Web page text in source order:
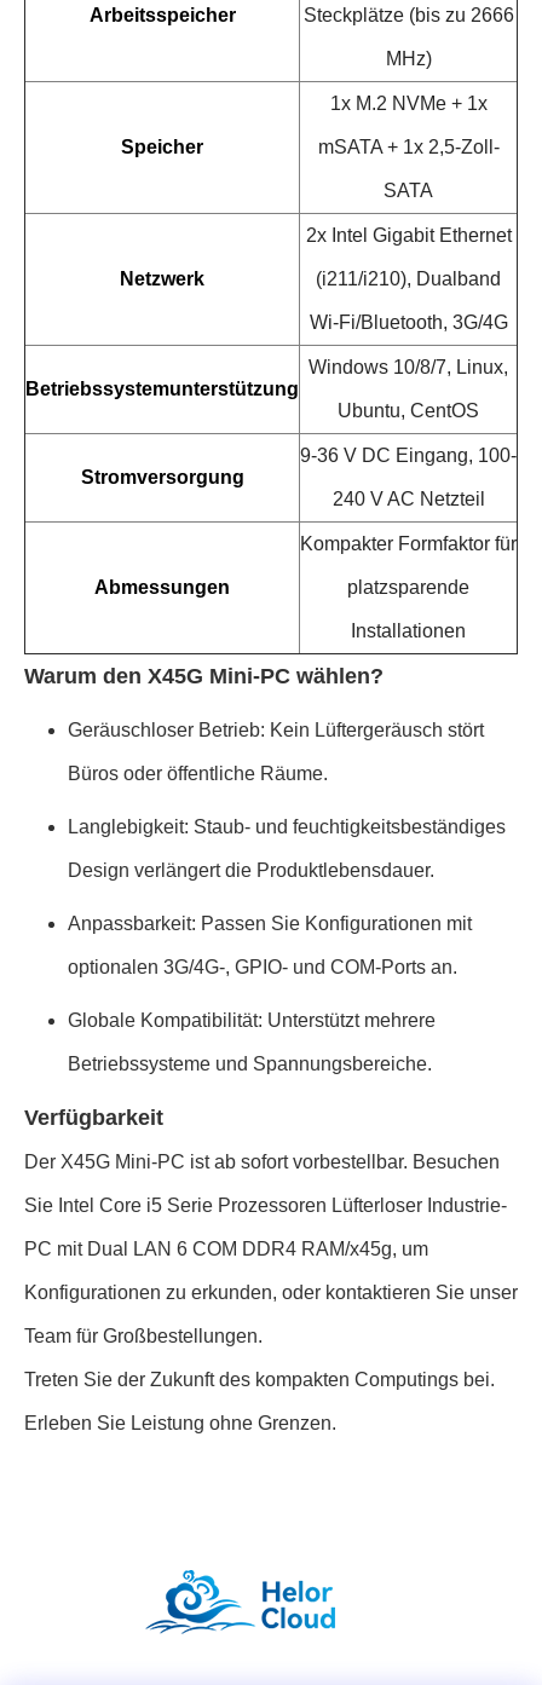
Arbeitsspeicher Steckplätze (bis zu 2666
MHz)
Speicher
1x M.2 NVMe + 1x
mSATA + 1x 2,5-Zoll-
SATA
Netzwerk
2x Intel Gigabit Ethernet
(i211/i210), Dualband
Wi-Fi/Bluetooth, 3G/4G
Betriebssystemunterstützung
Windows 10/8/7, Linux,
Ubuntu, CentOS
Stromversorgung
9-36 V DC Eingang, 100-
240 V AC Netzteil
Abmessungen
Kompakter Formfaktor für
platzsparende
Installationen
Warum den X45G Mini-PC wählen?
Geräuschloser Betrieb: Kein Lüftergeräusch stört
Büros oder öffentliche Räume.
Langlebigkeit: Staub- und feuchtigkeitsbeständiges
Design verlängert die Produktlebensdauer.
Anpassbarkeit: Passen Sie Konfigurationen mit
optionalen 3G/4G-, GPIO- und COM-Ports an.
Globale Kompatibilität: Unterstützt mehrere
Betriebssysteme und Spannungsbereiche.
Verfügbarkeit
Der X45G Mini-PC ist ab sofort vorbestellbar. Besuchen
Sie Intel Core i5 Serie Prozessoren Lüfterloser Industrie-
PC mit Dual LAN 6 COM DDR4 RAM/x45g, um
Konfigurationen zu erkunden, oder kontaktieren Sie unser
Team für Großbestellungen.
Treten Sie der Zukunft des kompakten Computings bei.
Erleben Sie Leistung ohne Grenzen.